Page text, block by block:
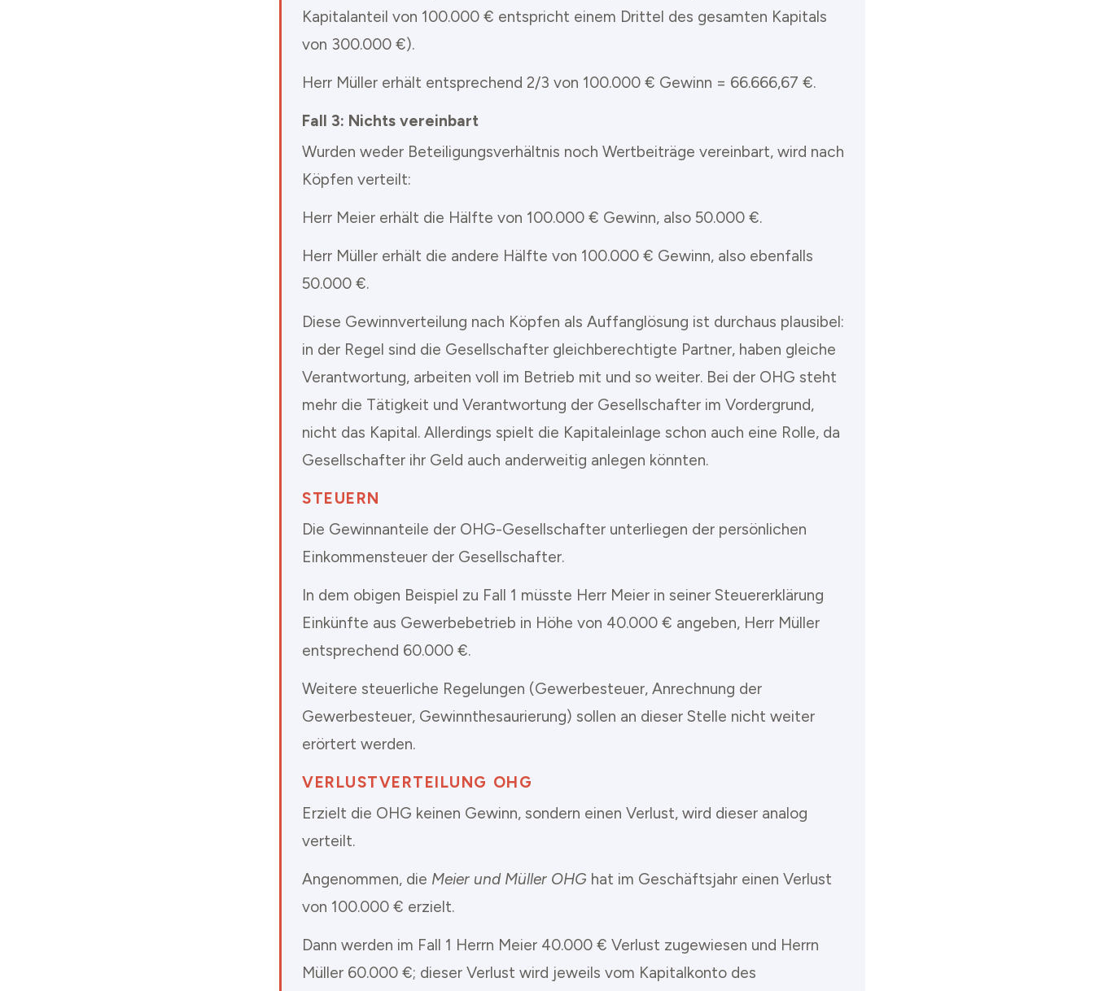
Kapitalanteil von 100.000 € entspricht einem Drittel des gesamten Kapitals
von 300.000 €).
Herr Müller erhält entsprechend 2/3 von 100.000 € Gewinn = 66.666,67 €.
Fall 3: Nichts vereinbart
Wurden weder Beteiligungsverhältnis noch Wertbeiträge vereinbart, wird nach
Köpfen verteilt:
Herr Meier erhält die Hälfte von 100.000 € Gewinn, also 50.000 €.
Herr Müller erhält die andere Hälfte von 100.000 € Gewinn, also ebenfalls
50.000 €.
Diese Gewinnverteilung nach Köpfen als Auffanglösung ist durchaus plausibel:
in der Regel sind die Gesellschafter gleichberechtigte Partner, haben gleiche
Verantwortung, arbeiten voll im Betrieb mit und so weiter. Bei der OHG steht
mehr die Tätigkeit und Verantwortung der Gesellschafter im Vordergrund,
nicht das Kapital. Allerdings spielt die Kapitaleinlage schon auch eine Rolle, da
Gesellschafter ihr Geld auch anderweitig anlegen könnten.
STEUERN
Die Gewinnanteile der OHG-Gesellschafter unterliegen der persönlichen
Einkommensteuer der Gesellschafter.
In dem obigen Beispiel zu Fall 1 müsste Herr Meier in seiner Steuererklärung
Einkünfte aus Gewerbebetrieb in Höhe von 40.000 € angeben, Herr Müller
entsprechend 60.000 €.
Weitere steuerliche Regelungen (Gewerbesteuer, Anrechnung der
Gewerbesteuer, Gewinnthesaurierung) sollen an dieser Stelle nicht weiter
erörtert werden.
VERLUSTVERTEILUNG OHG
Erzielt die OHG keinen Gewinn, sondern einen Verlust, wird dieser analog
verteilt.
Angenommen, die Meier und Müller OHG hat im Geschäftsjahr einen Verlust
von 100.000 € erzielt.
Dann werden im Fall 1 Herrn Meier 40.000 € Verlust zugewiesen und Herrn
Müller 60.000 €; dieser Verlust wird jeweils vom Kapitalkonto des